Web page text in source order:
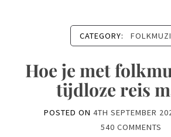
CATEGORY:
Hoe je met
tijdloze reis
POSTED ON 4TH SEPTEMBER
540 COMMENTS